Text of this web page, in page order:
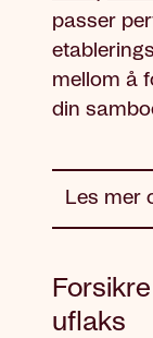
passer
mellom å
din
Les mer
uflaks